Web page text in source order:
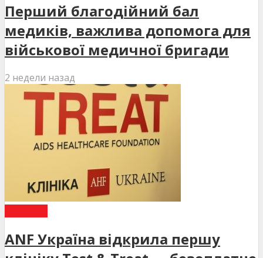
Перший благодійний бал
медиків, важлива допомога для
військової медичної бригади
2 недели назад
ANF Україна відкрила першу